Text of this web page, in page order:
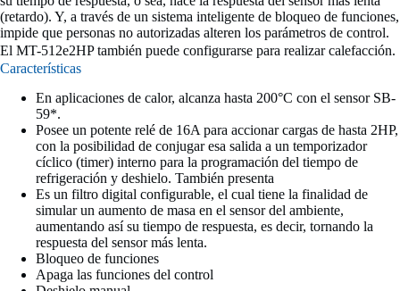
(retardo). Y, a través de un sistema inteligente de bloqueo de funciones,
impide que personas no autorizadas alteren los parámetros de control.
El MT-512e2HP también puede configurarse para realizar calefacción.
Características
En aplicaciones de calor, alcanza hasta 200°C con el sensor SB-
59*.
Posee un potente relé de 16A para accionar cargas de hasta 2HP,
con la posibilidad de conjugar esa salida a un temporizador
cíclico (timer) interno para la programación del tiempo de
refrigeración y deshielo. También presenta
Es un filtro digital configurable, el cual tiene la finalidad de
simular un aumento de masa en el sensor del ambiente,
aumentando así su tiempo de respuesta, es decir, tornando la
respuesta del sensor más lenta.
Bloqueo de funciones
Apaga las funciones del control